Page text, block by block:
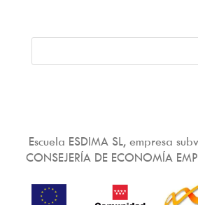
Escuela ESDIMA SL, empresa
CONSEJERÍA DE ECONOMÍA